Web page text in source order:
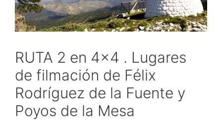
RUTA 2 en 4×4 . Lugares
de filmación de Félix
Rodríguez de la Fuente y
Poyos de la Mesa